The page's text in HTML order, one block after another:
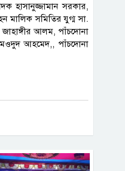
হাসানুজ্জামান সরকার,
মালিক সমিতির যুগ্ম সা.
আলম, পাঁচদোনা
মওদুদ আহমেদ,, পাঁচদোনা